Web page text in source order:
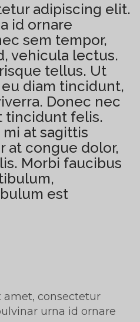
adipiscing elit.
id ornare
sem tempor,
vehicula lectus.
tellus. Ut
diam tincidunt,
Donec nec
tincidunt felis.
at sagittis
at congue dolor,
Morbi faucibus
est
amet, consectetur
urna id ornare